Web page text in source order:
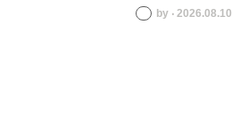
by ‧ 2026.08.10